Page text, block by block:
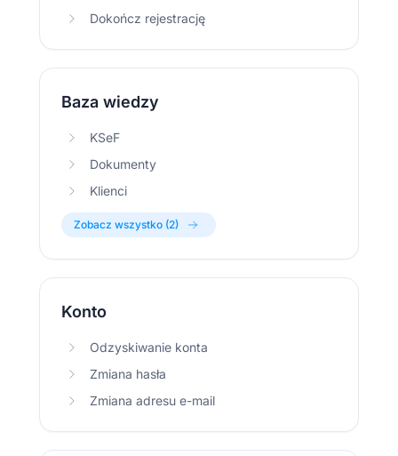
Dokończ rejestrację
Baza wiedzy
KSeF
Dokumenty
Klienci
Zobacz wszystko (2)
Konto
Odzyskiwanie konta
Zmiana hasła
Zmiana adresu e-mail